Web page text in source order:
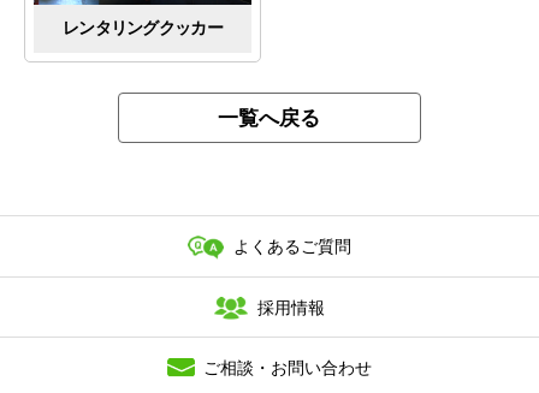
レンタリングクッカー
一覧へ戻る
よくあるご質問
採用情報
ご相談・お問い合わせ